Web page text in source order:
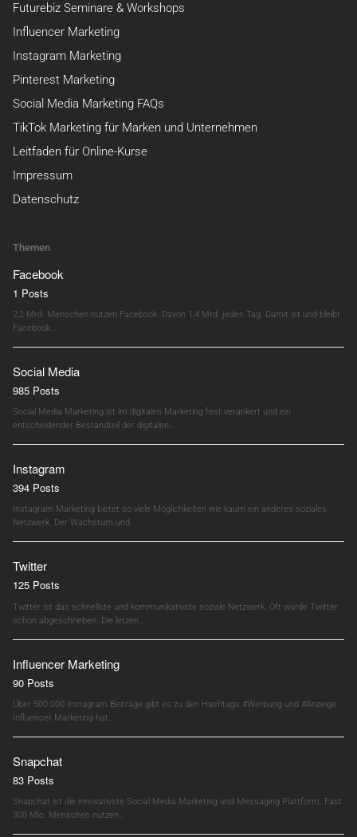
Futurebiz Seminare & Workshops
Influencer Marketing
Instagram Marketing
Pinterest Marketing
Social Media Marketing FAQs
TikTok Marketing für Marken und Unternehmen
Leitfaden für Online-Kurse
Impressum
Datenschutz
Themen
Facebook
1 Posts
2,2 Mrd. Menschen nutzen Facebook. Davon 1,4 Mrd. jeden Tag. Damit ist und bleibt
Facebook…
Social Media
985 Posts
Social Media Marketing ist im digitalen Marketing fest verankert und ein
entscheidender Bestandteil der digitalen…
Instagram
394 Posts
Instagram Marketing bietet so viele Möglichkeiten wie kaum ein anderes soziales
Netzwerk. Der Wachstum und…
Twitter
125 Posts
Twitter ist das schnellste und kommunikativste soziale Netzwerk. Oft wurde Twitter
schon abgeschrieben. Die letzen…
Influencer Marketing
90 Posts
Über 500.000 Instagram Beiträge gibt es zu den Hashtags #Werbung und #Anzeige.
Influencer Marketing hat…
Snapchat
83 Posts
Snapchat ist die innovativste Social Media Marketing und Messaging Plattform. Fast
300 Mio. Menschen nutzen…